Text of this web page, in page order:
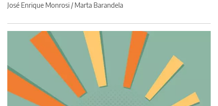
José Enrique Monrosi / Marta Barandela